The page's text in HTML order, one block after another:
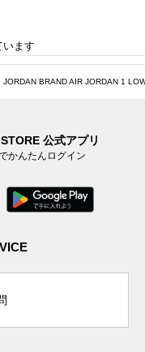
います
JORDAN BRAND AIR JORDAN 1
公式アプリ
かんたんログイン